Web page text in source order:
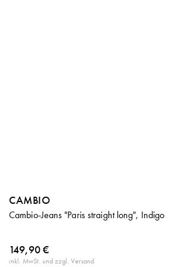
CAMBIO
Cambio-Jeans "Paris straight long", Indigo
149,90 €
inkl. MwSt. und zzgl. Versand